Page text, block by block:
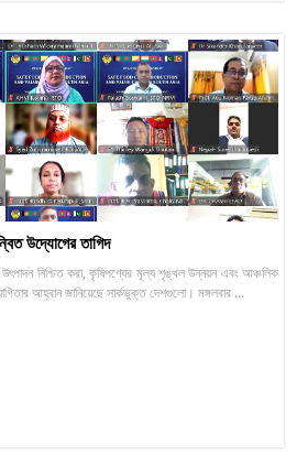
উদ্যোগের তাগিদ
উৎপাদন নিশ্চিত করা, কৃষিপণ্যের মূল্য শৃঙ্খল উন্নয়ন এবং আঞ্চলিক
আহ্বান জানিয়েছে সার্কভুক্ত দেশগুলো। মঙ্গলবার ...